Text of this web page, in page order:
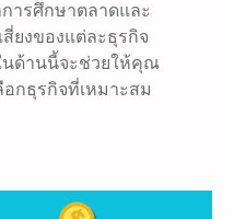
ารศึกษาตลาดและ
ยงของแต่ละธุรกิจ
นด้านนี้จะช่วยให้คุณ
อกธุรกิจที่เหมาะสม